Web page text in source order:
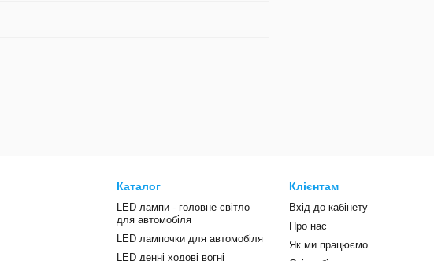
Каталог
LED лампи - головне світло
для автомобіля
LED лампочки для автомобіля
LED денні ходові вогні
Клієнтам
Вхід до кабінету
Про нас
Як ми працюємо